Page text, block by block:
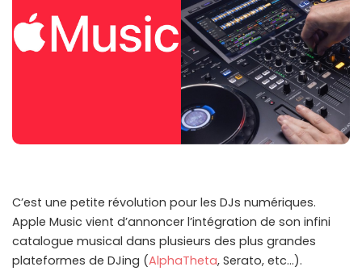
C’est une petite révolution pour les DJs numériques.
Apple Music vient d’annoncer l’intégration de son infini
catalogue musical dans plusieurs des plus grandes
plateformes de DJing (AlphaTheta, Serato, etc…).